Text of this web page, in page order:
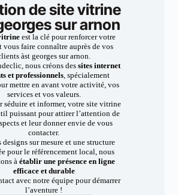
de site vitrine
sur arnon
est la clé pour renforcer votre
vous faire connaître auprès de vos
àst georges sur arnon.
nous créons dessites internet
et professionnels, spécialement
mettre en avant votre activité, vos
services et vos valeurs.
séduire et informer, votre site vitrine
puissant pour attirer l’attention de
et leur donner envie de vous
contacter.
designs sur mesure et une structure
pour le référencement local, nous
à établir une présence en ligne
efficace et durable
avec notre équipe pour démarrer
l’aventure !